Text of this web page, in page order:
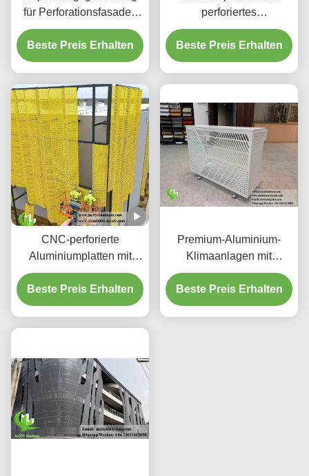
für Perforationsfasaden
aus Aluminium und
Bildschirmplatten
Beste Preis Erhalten
perforiertes
hinterleuchtetes
Aluminium-
Deckensystem mit
Laser-geschnittenen
Mustern
Beste Preis Erhalten
CNC-perforierte
Aluminiumplatten mit
3003 H14/H24-Legierung
und PVDF-Beschichtung
für Fassaden
Beste Preis Erhalten
Premium-Aluminium-
Klimaanlagen mit
dekorativen
Schutzschirmen
Beste Preis Erhalten